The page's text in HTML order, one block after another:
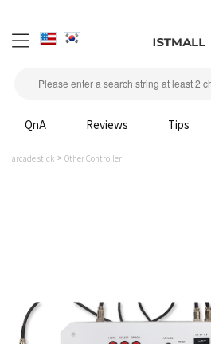
QnA Reviews Tips
arcade stick Other Controller